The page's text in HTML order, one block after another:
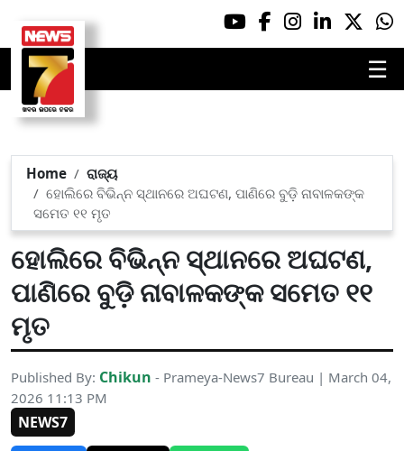
☰
Home
ରାଜ୍ୟ
ହୋଲିରେ ବିଭିନ୍ନ ସ୍ଥାନରେ ଅଘଟଣ, ପାଣିରେ ବୁଡ଼ି ନାବାଳକଙ୍କ
ସମେତ ୧୧ ମୃତ
ହୋଲିରେ ବିଭିନ୍ନ ସ୍ଥାନରେ ଅଘଟଣ,
ପାଣିରେ ବୁଡ଼ି ନାବାଳକଙ୍କ ସମେତ ୧୧
ମୃତ
Published By: Chikun - Prameya-News7 Bureau | March 04,
2026 11:13 PM
NEWS7